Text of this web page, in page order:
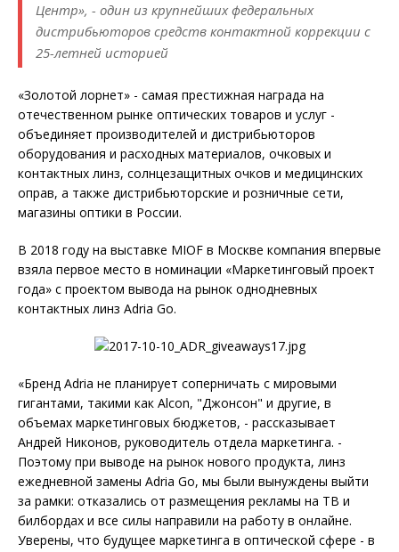
Центр», - один из крупнейших федеральных
дистрибьюторов средств контактной коррекции с
25-летней историей
«Золотой лорнет» - самая престижная награда на
отечественном рынке оптических товаров и услуг -
объединяет производителей и дистрибьюторов
оборудования и расходных материалов, очковых и
контактных линз, солнцезащитных очков и медицинских
оправ, а также дистрибьюторские и розничные сети,
магазины оптики в России.
В 2018 году на выставке MIOF в Москве компания впервые
взяла первое место в номинации «Маркетинговый проект
года» с проектом вывода на рынок однодневных
контактных линз Adria Go.
«Бренд Adria не планирует соперничать с мировыми
гигантами, такими как Alcon, "Джонсон" и другие, в
объемах маркетинговых бюджетов, - рассказывает
Андрей Никонов, руководитель отдела маркетинга. -
Поэтому при выводе на рынок нового продукта, линз
ежедневной замены Adria Go, мы были вынуждены выйти
за рамки: отказались от размещения рекламы на ТВ и
билбордах и все силы направили на работу в онлайне.
Уверены, что будущее маркетинга в оптической сфере - в